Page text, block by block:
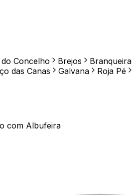
Concelho Brejos Branqueira
das Canas Galvana Roja Pé
com Albufeira